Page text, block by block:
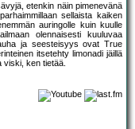
etenkin näin pimenevänä
sellaista kaiken
auringolle kuin kuulle
olennaisesti kuuluvaa
ja seesteisyys ovat True
itsetehty limonadi jäillä
viski, ken tietää.